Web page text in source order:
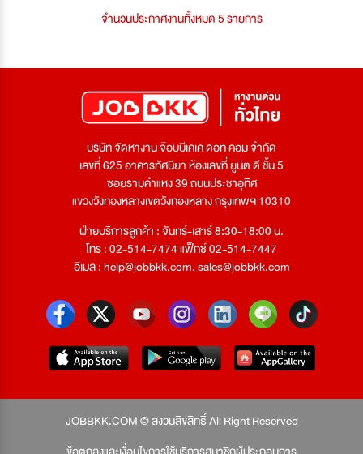
จำนวนประกาศงานทั้งหมด 5 รายการ
บริษัท จัดหางาน จ๊อบบีเคเค ดอท คอม จำกัด
เลขที่ 625 อาคารทัศนียา ห้องเลขที่ ยูนิต ดี ชั้น 5
ซอยรามคำแหง 39 ถนนประชาอุทิศ
แขวงวังทองหลางเขตวังทองหลาง กรุงเทพฯ 10310
ฝ่ายบริการลูกค้า : จันทร์-เสาร์ 8:30-18:00 น.
โทร : 02-514-7474 แฟ็กซ์ 02-514-7447
อีเมล :help@jobbkk.com,sales@jobbkk.com
JOBBKK.COM © สงวนลิขสิทธิ์ All Right Reserved